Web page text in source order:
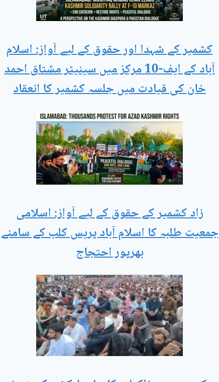
کشمیر کے شہدا اور حقوق کے لیے آواز: اسلام
آباد کے ایف-10 مرکز میں سینیٹر مشتاق احمد
خان کی قیادت میں جلسہ کشمیر کا انعقاد
زاد کشمیر کے حقوق کے لیے آواز: اسلامی
جمعیت طلبہ کا اسلام آباد پریس کلب کے سامنے
بھرپور احتجاج